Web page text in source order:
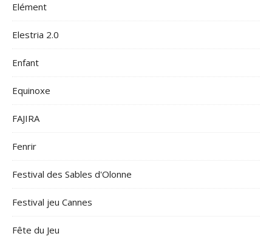
Elément
Elestria 2.0
Enfant
Equinoxe
FAJIRA
Fenrir
Festival des Sables d'Olonne
Festival jeu Cannes
Fête du Jeu